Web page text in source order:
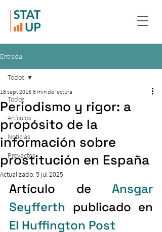
Entrada
Todos
Artículos
Noticias
Proyectos
Todos
Periodismo y rigor: a
propósito de la
información sobre
prostitución en España
16 sept 2015 6 min de lectura
Actualizado: 5 jul 2025
Artículo de Ansgar
Seyfferth
El Huffington Post